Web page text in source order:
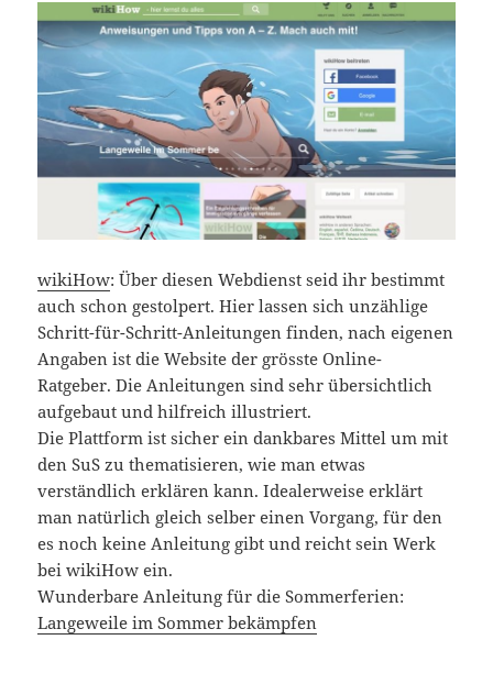
wikiHow: Über diesen Webdienst seid ihr bestimmt
auch schon gestolpert. Hier lassen sich unzählige
Schritt-für-Schritt-Anleitungen finden, nach eigenen
Angaben ist die Website der grösste Online-
Ratgeber. Die Anleitungen sind sehr übersichtlich
aufgebaut und hilfreich illustriert.
Die Plattform ist sicher ein dankbares Mittel um mit
den SuS zu thematisieren, wie man etwas
verständlich erklären kann. Idealerweise erklärt
man natürlich gleich selber einen Vorgang, für den
es noch keine Anleitung gibt und reicht sein Werk
bei wikiHow ein.
Wunderbare Anleitung für die Sommerferien:
Langeweile im Sommer bekämpfen